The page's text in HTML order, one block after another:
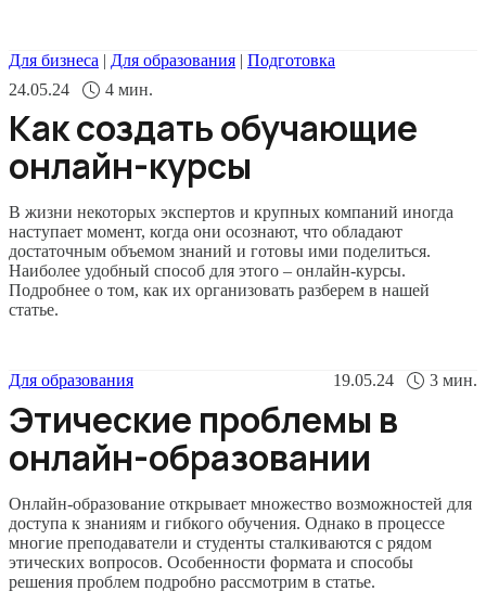
Для бизнеса | Для образования | Подготовка
24.05.24
4 мин.
Как создать обучающие
онлайн-курсы
В жизни некоторых экспертов и крупных компаний иногда
наступает момент, когда они осознают, что обладают
достаточным объемом знаний и готовы ими поделиться.
Наиболее удобный способ для этого – онлайн-курсы.
Подробнее о том, как их организовать разберем в нашей
статье.
Для образования 19.05.24 3 мин.
Этические проблемы в
онлайн-образовании
Онлайн-образование открывает множество возможностей для
доступа к знаниям и гибкого обучения. Однако в процессе
многие преподаватели и студенты сталкиваются с рядом
этических вопросов. Особенности формата и способы
решения проблем подробно рассмотрим в статье.